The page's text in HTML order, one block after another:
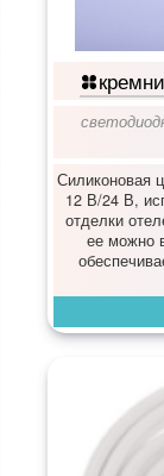
Силиконовая
12 В/24 В,
отделки
ее можно